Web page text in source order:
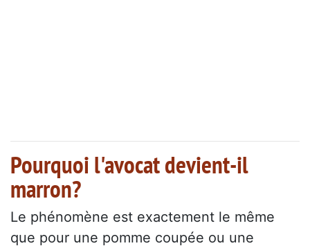
Pourquoi l'avocat devient-il
marron?
Le phénomène est exactement le même
que pour une pomme coupée ou une